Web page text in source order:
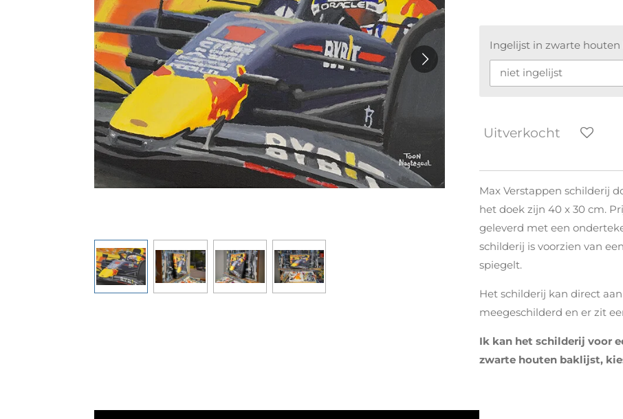
Ingelijst in zwarte
Uitverkocht
Max Verstappen schilderij
het doek zijn 40 x 30 cm.
geleverd met een
schilderij is voorzien van
spiegelt.
Het schilderij kan direct
meegeschilderd en er zit
Ik kan het schilderij voor
zwarte houten baklijst,